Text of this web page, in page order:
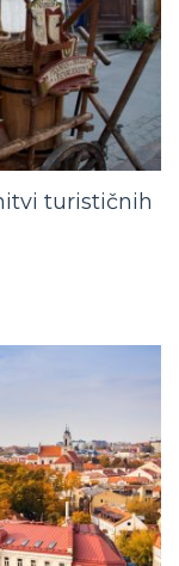
turističnih